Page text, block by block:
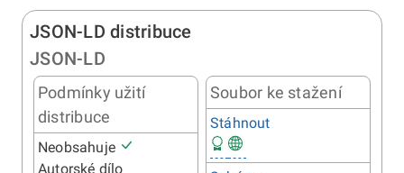
JSON-LD distribuce
JSON-LD
Podmínky užití
distribuce
Neobsahuje
Autorské dílo
Soubor ke stažení
Stáhnout